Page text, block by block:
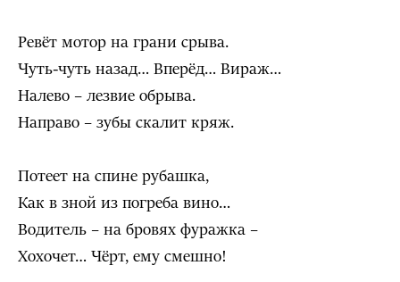
Ревёт мотор на грани срыва.
Чуть-чуть назад… Вперёд… Вираж…
Налево – лезвие обрыва.
Направо – зубы скалит кряж.
Потеет на спине рубашка,
Как в зной из погреба вино…
Водитель – на бровях фуражка –
Хохочет… Чёрт, ему смешно!